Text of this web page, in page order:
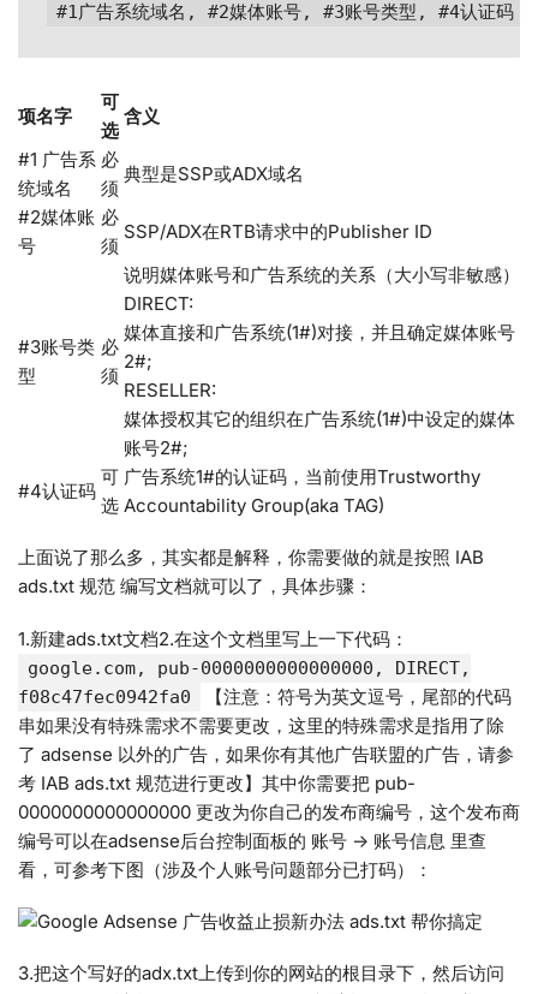
项名字
可
选
含义
#1 广告系
统域名
必
须
典型是SSP或ADX域名
#2媒体账
号
必
须
SSP/ADX在RTB请求中的Publisher ID
#3账号类
型
必
须
说明媒体账号和广告系统的关系（大小写非敏感）
DIRECT:
媒体直接和广告系统(1#)对接，并且确定媒体账号
2#;
RESELLER:
媒体授权其它的组织在广告系统(1#)中设定的媒体
账号2#;
#4认证码
可
选
广告系统1#的认证码，当前使用Trustworthy
Accountability Group(aka TAG)
上面说了那么多，其实都是解释，你需要做的就是按照 IAB
ads.txt 规范 编写文档就可以了，具体步骤：
1.新建ads.txt文档2.在这个文档里写上一下代码：
google.com, pub-0000000000000000, DIRECT,
f08c47fec0942fa0
【注意：符号为英文逗号，尾部的代码
串如果没有特殊需求不需要更改，这里的特殊需求是指用了除
了 adsense 以外的广告，如果你有其他广告联盟的广告，请参
考 IAB ads.txt 规范进行更改】其中你需要把 pub-
0000000000000000 更改为你自己的发布商编号，这个发布商
编号可以在adsense后台控制面板的 账号 -> 账号信息 里查
看，可参考下图（涉及个人账号问题部分已打码）：
3.把这个写好的adx.txt上传到你的网站的根目录下，然后访问